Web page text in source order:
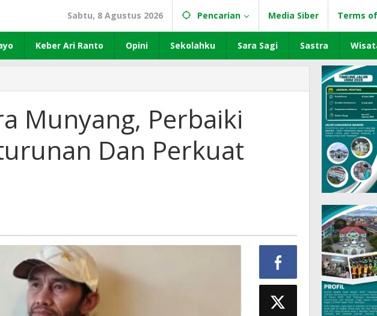
Sabtu, 8 Agustus 2026 Pencarian Media Siber Terms
Keber Ari Ranto Opini Sekolahku Sara Sagi Sastra
Munyang, Perbaiki
Dan Perkuat